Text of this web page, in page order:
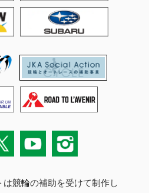
は競輪の補助を受けて制作し